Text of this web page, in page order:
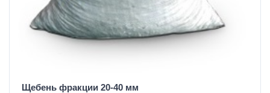
Щебень фракции 20-40 мм